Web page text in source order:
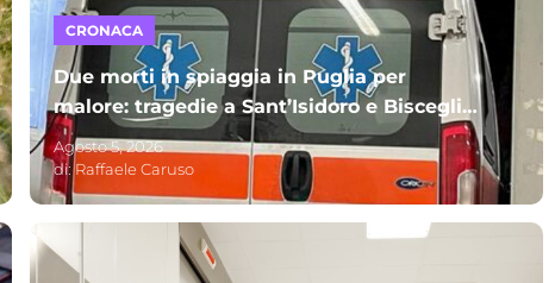
CRONACA
Due morti in spiaggia in Puglia per
malore: tragedie a Sant’Isidoro e Bisceglie.
A perdere la vita due uomini
Agosto 5, 2026
di:Raffaele Caruso